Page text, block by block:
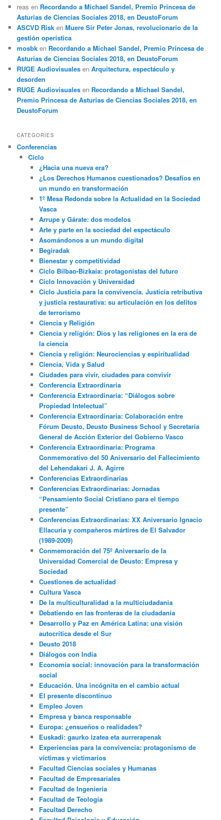
reas en Recordando a Michael Sandel, Premio Princesa de
Asturias de Ciencias Sociales 2018, en DeustoForum
ASCVD Risk enMuere Sir Peter Jonas, revolucionario de la
gestión operística
mosbk en Recordando a Michael Sandel, Premio Princesa de
Asturias de Ciencias Sociales 2018, en DeustoForum
RUGE Audiovisuales enArquitectura, espectáculo y
desorden
RUGE Audiovisuales en Recordando a Michael Sandel,
Premio Princesa de Asturias de Ciencias Sociales 2018, en
DeustoForum
CATEGORIES
Conferencias
Ciclo
¿Hacia una nueva era?
¿Los Derechos Humanos cuestionados? Desafíos en
un mundo en transformación
1º Mesa Redonda sobre la Actualidad en la Sociedad
Vasca
Arrupe y Gárate: dos modelos
Arte y parte en la sociedad del espectáculo
Asomándonos a un mundo digital
Begiradak
Bienestar y competitividad
Ciclo Bilbao-Bizkaia: protagonistas del futuro
Ciclo Innovación y Universidad
Ciclo Justicia para la convivencia. Justicia retributiva
y justicia restaurativa: su articulación en los delitos
de terrorismo
Ciencia y Religión
Ciencia y religión: Dios y las religiones en la era de
la ciencia
Ciencia y religión: Neurociencias y espiritualidad
Ciencia, Vida y Salud
Ciudades para vivir, ciudades para convivir
Conferencia Extraordinaria
Conferencia Extraordinaria: “Diálogos sobre
Propiedad Intelectual”
Conferencia Extraordinaria: Colaboración entre
Fórum Deusto, Deusto Business School y Secretaría
General de Acción Exterior del Gobierno Vasco
Conferencia Extraordinaria: Programa
Conmemorativo del 50 Aniversario del Fallecimiento
del Lehendakari J. A. Agirre
Conferencias Extraordinarias
Conferencias Extraordinarias: Jornadas
“Pensamiento Social Cristiano para el tiempo
presente”
Conferencias Extraordinarias: XX Aniversario Ignacio
Ellacuria y compañeros mártires de El Salvador
(1989-2009)
Conmemoración del 75º Aniversario de la
Universidad Comercial de Deusto: Empresa y
Sociedad
Cuestiones de actualidad
Cultura Vasca
De la multiculturalidad a la multiciudadania
Debatiendo en las fronteras de la ciudadanía
Desarrollo y Paz en América Latina: una visión
autocrítica desde el Sur
Deusto 2018
Diálogos con India
Economía social: innovación para la transformación
social
Educación. Una incógnita en el cambio actual
El presente discontinuo
Empleo Joven
Empresa y banca responsable
Europa: ¿ensueños o realidades?
Euskadi: gaurko izatea eta aurrerapenak
Experiencias para la convivencia: protagonismo de
víctimas y victimarios
Facultad Ciencias sociales y Humanas
Facultad de Empresariales
Facultad de Ingeniería
Facultad de Teología
Facultad Derecho